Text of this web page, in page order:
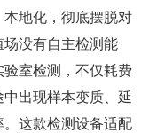
地化，彻底摆脱对
没有自主检测能
室检测，不仅耗费
出现样本变质、延
这款检测设备适配